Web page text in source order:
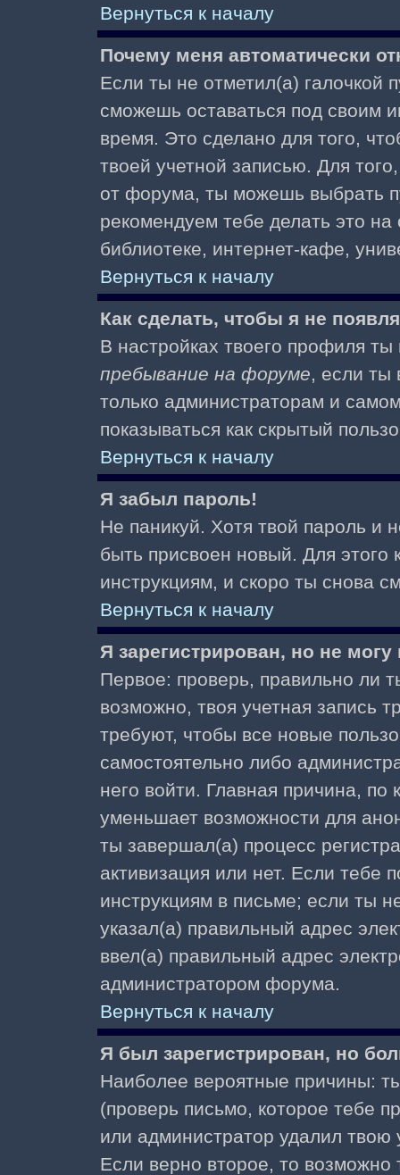
Вернуться к началу
Почему меня автоматически
Если ты не отметил(а) галочкой
сможешь оставаться под своим
время. Это сделано для того,
твоей учетной записью. Для
от форума, ты можешь выбрать
рекомендуем тебе делать это
библиотеке, интернет-кафе,
Вернуться к началу
Как сделать, чтобы я не
В настройках твоего профиля
пребывание на форуме, если
только администраторам и
показываться как скрытый
Вернуться к началу
Я забыл пароль!
Не паникуй. Хотя твой пароль и
быть присвоен новый. Для этого
инструкциям, и скоро ты снова
Вернуться к началу
Я зарегистрирован, но не могу
Первое: проверь, правильно ли
возможно, твоя учетная запись
требуют, чтобы все новые
самостоятельно либо
него войти. Главная причина,
уменьшает возможности для
ты завершал(а) процесс
активизация или нет. Если тебе
инструкциям в письме; если ты
указал(а) правильный адрес
ввел(а) правильный адрес
администратором форума.
Вернуться к началу
Я был зарегистрирован, но
Наиболее вероятные причины:
(проверь письмо, которое тебе
или администратор удалил твою
Если верно второе, то